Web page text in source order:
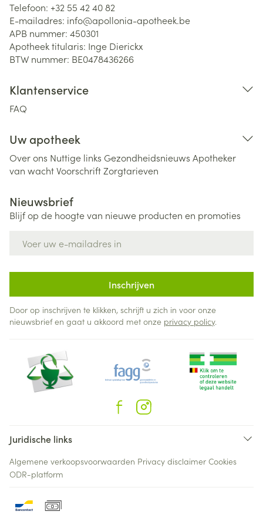
Telefoon: +32 55 42 40 82
E-mailadres: info@apollonia-apotheek.be
APB nummer: 450301
Apotheek titularis: Inge Dierickx
BTW nummer: BE0478436266
Klantenservice
FAQ
Uw apotheek
Over ons Nuttige links Gezondheidsnieuws Apotheker
van wachtVoorschriftZorgtarieven
Nieuwsbrief
Blijf op de hoogte van nieuwe producten en promoties
Inschrijven
Door op inschrijven te klikken, schrijft u zich in voor onze
nieuwsbrief en gaat u akkoord met onze privacy policy.
Juridische links
Algemene verkoopsvoorwaarden Privacy disclaimer Cookies
ODR-platform